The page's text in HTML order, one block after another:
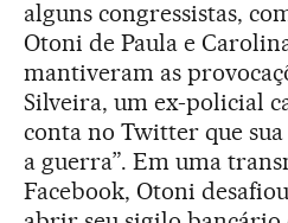
alguns congressistas,
Otoni de Paula e
mantiveram as
Silveira, um ex-policial
conta no Twitter que
a guerra”. Em uma
Facebook, Otoni